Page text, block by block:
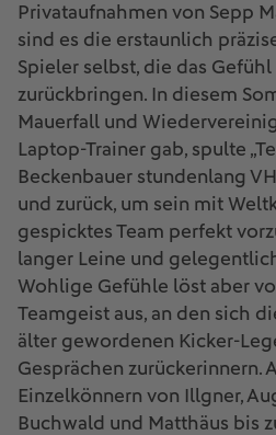
Privataufnahmen von Sepp
sind es die erstaunlich
Spieler selbst, die das
zurückbringen. In diesem
Mauerfall und
Laptop-Trainer gab, spulte
Beckenbauer stundenlang
und zurück, um sein mit
gespicktes Team perfekt
langer Leine und
Wohlige Gefühle löst aber
Teamgeist aus, an den sich
älter gewordenen Kicker-
Gesprächen zurückerinnern.
Einzelkönnern von Illgner,
Buchwald und Matthäus bis